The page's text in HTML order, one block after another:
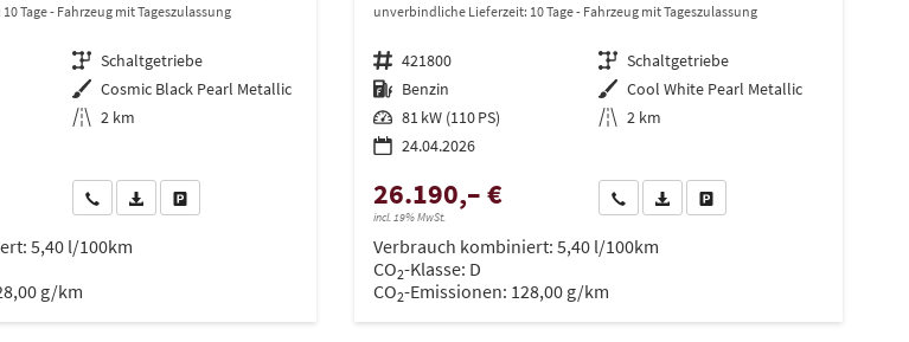
10 Tage Fahrzeug mit Tageszulassung
Getriebe Schaltgetriebe
Außenfarbe Cosmic Black Pearl Metallic
Kilometerstand 2 km
Wir rufen Sie an
PDF-Datei, Fahrzeugexposé drucken
Drucken, parken oder vergleichen
5,40 l/100km
g/km
unverbindliche Lieferzeit: 10 Tage Fahrzeug mit Tageszulassung
Fahrzeugnr. 421800 Getriebe Schaltgetriebe
Kraftstoff Benzin Außenfarbe Cool White Pearl Metallic
Leistung 81 kW (110 PS) Kilometerstand 2 km
24.04.2026
26.190,– €
incl. 19% MwSt.
Wir rufen Sie an
PDF-Datei, Fahrzeugexposé drucken
Drucken, parken oder
Verbrauch kombiniert: 5,40 l/100km
CO2-Klasse: D
CO2-Emissionen: 128,00 g/km